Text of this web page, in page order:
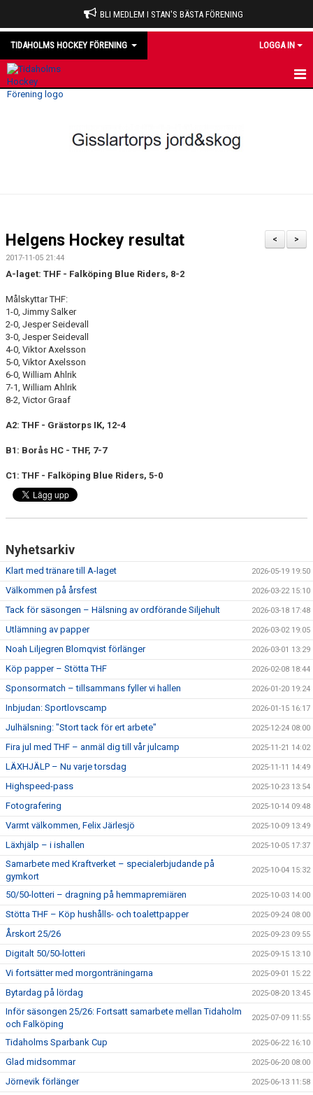
BLI MEDLEM I STAN'S BÄSTA FÖRENING
TIDAHOLMS HOCKEY FÖRENING LOGGA IN
MATCHER
MEDLEM
KIOSKEN
THF UNGDOMSPOLICY - RÖDA TRÅD
PROFILKLÄDER
DOKUMENT
FÖRSÄKRING
>
<
Helgens Hockey resultat
2017-11-05 21:44
A-laget: THF - Falköping Blue Riders, 8-2
Målskyttar THF:
1-0, Jimmy Salker
2-0, Jesper Seidevall
3-0, Jesper Seidevall
4-0, Viktor Axelsson
5-0, Viktor Axelsson
6-0, William Ahlrik
7-1, William Ahlrik
8-2, Victor Graaf
A2: THF - Grästorps IK, 12-4
B1: Borås HC - THF, 7-7
C1: THF - Falköping Blue Riders, 5-0
Nyhetsarkiv
Klart med tränare till A-laget 2026-05-19 19:50
Välkommen på årsfest 2026-03-22 15:10
Tack för säsongen – Hälsning av ordförande Siljehult 2026-03-18 17:48
Utlämning av papper 2026-03-02 19:05
Noah Liljegren Blomqvist förlänger 2026-03-01 13:29
Köp papper – Stötta THF 2026-02-08 18:44
Sponsormatch – tillsammans fyller vi hallen 2026-01-20 19:24
Inbjudan: Sportlovscamp 2026-01-15 16:17
Julhälsning: "Stort tack för ert arbete" 2025-12-24 08:00
Fira jul med THF – anmäl dig till vår julcamp 2025-11-21 14:02
LÄXHJÄLP – Nu varje torsdag 2025-11-11 14:49
Highspeed-pass 2025-10-23 13:54
Fotografering 2025-10-14 09:48
Varmt välkommen, Felix Järlesjö 2025-10-09 13:49
Läxhjälp – i ishallen 2025-10-05 17:37
Samarbete med Kraftverket – specialerbjudande på
gymkort
2025-10-04 15:32
50/50-lotteri – dragning på hemmapremiären 2025-10-03 14:00
Stötta THF – Köp hushålls- och toalettpapper 2025-09-24 08:00
Årskort 25/26 2025-09-23 09:55
Digitalt 50/50-lotteri 2025-09-15 13:10
Vi fortsätter med morgonträningarna 2025-09-01 15:22
Bytardag på lördag 2025-08-20 13:45
Inför säsongen 25/26: Fortsatt samarbete mellan Tidaholm
och Falköping
2025-07-09 11:55
Tidaholms Sparbank Cup 2025-06-22 16:10
Glad midsommar 2025-06-20 08:00
Jörnevik förlänger 2025-06-13 11:58